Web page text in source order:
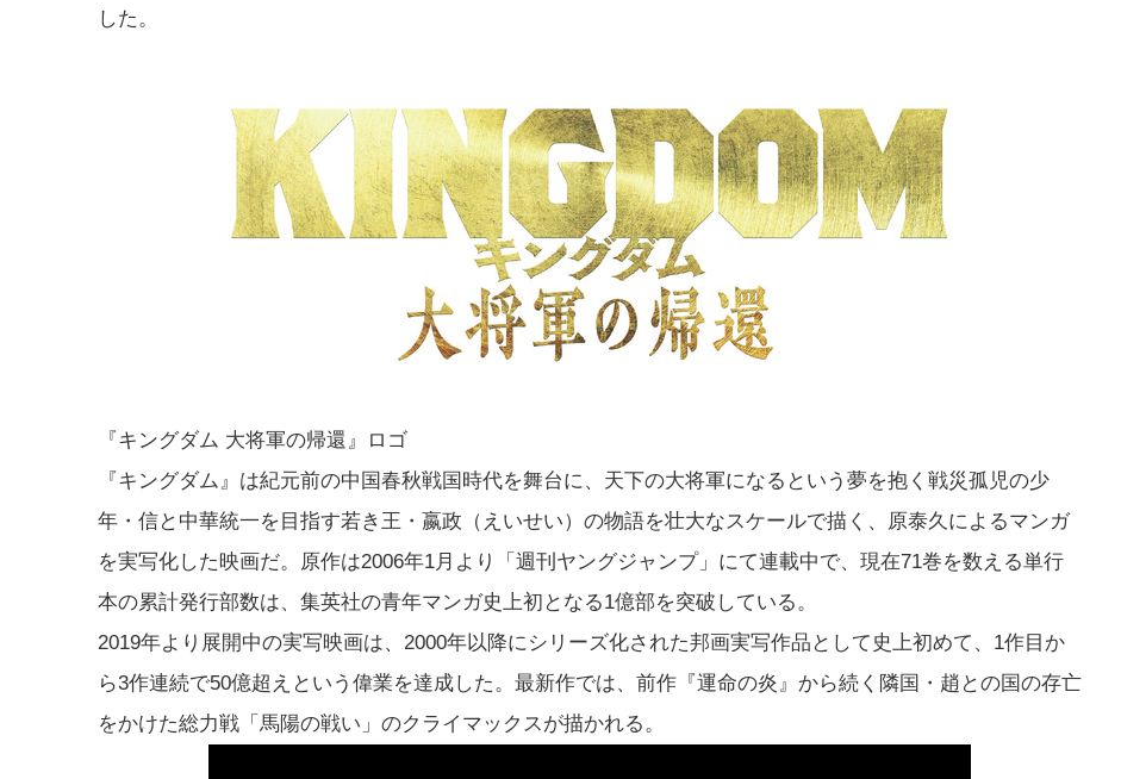
した。
『キングダム 大将軍の帰還』ロゴ
『キングダム』は紀元前の中国春秋戦国時代を舞台に、天下の大将軍になるという夢を抱く戦災孤児の少
年・信と中華統一を目指す若き王・嬴政（えいせい）の物語を壮大なスケールで描く、原泰久によるマンガ
を実写化した映画だ。原作は2006年1月より「週刊ヤングジャンプ」にて連載中で、現在71巻を数える単行
本の累計発行部数は、集英社の青年マンガ史上初となる1億部を突破している。
2019年より展開中の実写映画は、2000年以降にシリーズ化された邦画実写作品として史上初めて、1作目か
ら3作連続で50億超えという偉業を達成した。最新作では、前作『運命の炎』から続く隣国・趙との国の存亡
をかけた総力戦「馬陽の戦い」のクライマックスが描かれる。